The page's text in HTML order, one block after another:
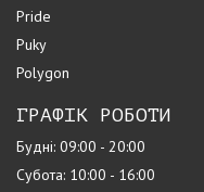
Pride
Puky
Polygon
ГРАФІК РОБОТИ
Будні: 09:00 - 20:00
Субота: 10:00 - 16:00